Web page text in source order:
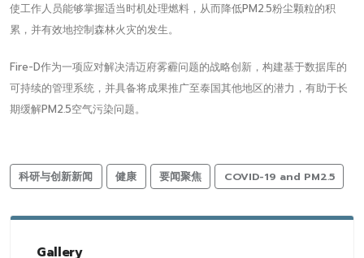
使工作人员能够掌握适当时机处理燃料，从而降低PM2.5粉尘颗粒的积
累，并有效地控制森林火灾的发生。
Fire-D作为一项应对解决清迈府雾霾问题的战略创新，构建基于数据库的
可持续的管理系统，并具备将成果推广至泰国其他地区的潜力，有助于长
期缓解PM2.5空气污染问题。
科研与创新新闻 健康 要闻聚焦 COVID-19 and PM2.5
Gallery